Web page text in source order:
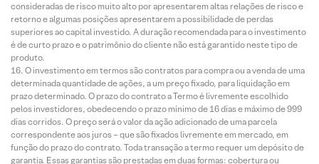
consideradas de risco muito alto por apresentarem altas relações de risco e
retorno e algumas posições apresentarem a possibilidade de perdas
superiores ao capital investido. A duração recomendada para o investimento
é de curto prazo e o patrimônio do cliente não está garantido neste tipo de
produto.
O investimento em termos são contratos para compra ou a venda de uma
determinada quantidade de ações, a um preço fixado, para liquidação em
prazo determinado. O prazo do contrato a Termo é livremente escolhido
pelos investidores, obedecendo o prazo mínimo de 16 dias e máximo de 999
dias corridos. O preço será o valor da ação adicionado de uma parcela
correspondente aos juros – que são fixados livremente em mercado, em
função do prazo do contrato. Toda transação a termo requer um depósito de
garantia. Essas garantias são prestadas em duas formas: cobertura ou